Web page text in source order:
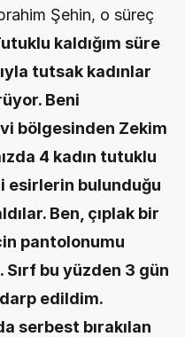
Şehin, o süreç
kaldığım süre
tutsak kadınlar
Beni
bölgesinden Zekim
4 kadın tutuklu
esirlerin bulunduğu
Ben, çıplak bir
pantolonumu
Sırf bu yüzden 3 gün
edildim.
serbest bırakılan